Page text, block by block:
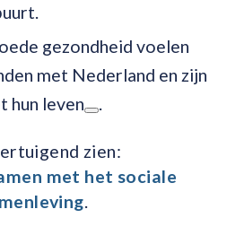
gezondheid voelen
met Nederland en zijn
hun leven
.
zien:
met het sociale
.